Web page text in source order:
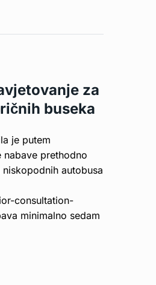
za
buseka
je putem
nabave prethodno
autobusa
consultation-
minimalno sedam